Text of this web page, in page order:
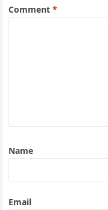
Comment*
Name
Email